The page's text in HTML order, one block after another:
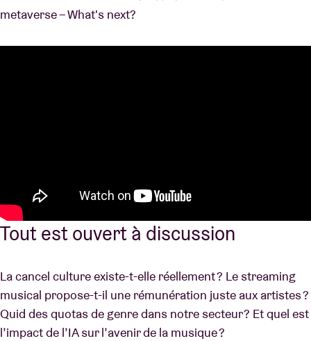
metaverse – What's next?
Tout est ouvert à discussion
La cancel culture existe-t-elle réellement ? Le streaming
musical propose-t-il une rémunération juste aux artistes ?
Quid des quotas de genre dans notre secteur ? Et quel est
l’impact de l’IA sur l’avenir de la musique ?